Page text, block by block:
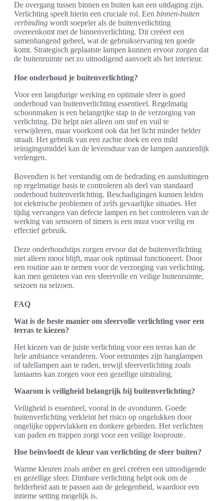
De overgang tussen binnen en buiten kan een uitdaging zijn.
Verlichting speelt hierin een cruciale rol. Een binnen-buiten
verbinding wordt soepeler als de buitenverlichting
overeenkomt met de binnenverlichting. Dit creëert een
samenhangend geheel, wat de gebruikservaring ten goede
komt. Strategisch geplaatste lampen kunnen ervoor zorgen dat
de buitenruimte net zo uitnodigend aanvoelt als het interieur.
Hoe onderhoud je buitenverlichting?
Voor een langdurige werking en optimale sfeer is goed
onderhoud van buitenverlichting essentieel. Regelmatig
schoonmaken is een belangrijke stap in de verzorging van
verlichting. Dit helpt niet alleen om stof en vuil te
verwijderen, maar voorkomt ook dat het licht minder helder
straalt. Het gebruik van een zachte doek en een mild
reinigingsmiddel kan de levensduur van de lampen aanzienlijk
verlengen.
Bovendien is het verstandig om de bedrading en aansluitingen
op regelmatige basis te controleren als deel van standaard
onderhoud buitenverlichting. Beschadigingen kunnen leiden
tot elektrische problemen of zelfs gevaarlijke situaties. Het
tijdig vervangen van defecte lampen en het controleren van de
werking van sensoren of timers is een must voor veilig en
effectief gebruik.
Deze onderhoudstips zorgen ervoor dat de buitenverlichting
niet alleen mooi blijft, maar ook optimaal functioneert. Door
een routine aan te nemen voor de verzorging van verlichting,
kan men genieten van een sfeervolle en veilige buitenruimte,
seizoen na seizoen.
FAQ
Wat is de beste manier om sfeervolle verlichting voor een
terras te kiezen?
Het kiezen van de juiste verlichting voor een terras kan de
hele ambiance veranderen. Voor eetruimtes zijn hanglampen
of tafellampen aan te raden, terwijl sfeerverlichting zoals
lantaarns kan zorgen voor een gezellige uitstraling.
Waarom is veiligheid belangrijk bij buitenverlichting?
Veiligheid is essentieel, vooral in de avonduren. Goede
buitenverlichting verkleint het risico op ongelukken door
ongelijke oppervlakken en donkere gebieden. Het verlichten
van paden en trappen zorgt voor een veilige looproute.
Hoe beïnvloedt de kleur van verlichting de sfeer buiten?
Warme kleuren zoals amber en geel creëren een uitnodigende
en gezellige sfeer. Dimbare verlichting helpt ook om de
helderheid aan te passen aan de gelegenheid, waardoor een
intieme setting mogelijk is.